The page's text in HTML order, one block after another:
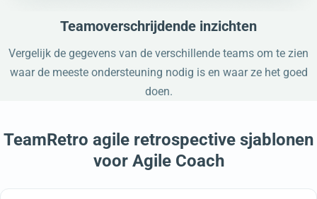
Teamoverschrijdende inzichten
Vergelijk de gegevens van de verschillende teams om te zien
waar de meeste ondersteuning nodig is en waar ze het goed
doen.
TeamRetro agile retrospective sjablonen
voor Agile Coach